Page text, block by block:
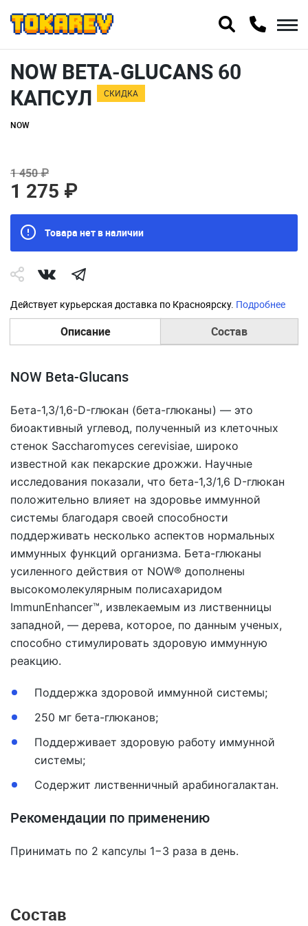
NOW BETA-GLUCANS 60
КАПСУЛ
СКИДКА
NOW
1 450 ₽
1 275 ₽
Товара нет в наличии
Действует курьерская доставка по Красноярску. Подробнее
Описание Состав
NOW Beta-Glucans
Бета-1,3/1,6-D-глюкан (бета-глюканы) — это
биоактивный углевод, полученный из клеточных
стенок Saccharomyces cerevisiae, широко
известной как пекарские дрожжи. Научные
исследования показали, что бета-1,3/1,6 D-глюкан
положительно влияет на здоровье иммунной
системы благодаря своей способности
поддерживать несколько аспектов нормальных
иммунных функций организма. Бета-глюканы
усиленного действия от NOW® дополнены
высокомолекулярным полисахаридом
ImmunEnhancer™, извлекаемым из лиственницы
западной, — дерева, которое, по данным ученых,
способно стимулировать здоровую иммунную
реакцию.
Поддержка здоровой иммунной системы;
250 мг бета-глюканов;
Поддерживает здоровую работу иммунной
системы;
Содержит лиственничный арабиногалактан.
Рекомендации по применению
Принимать по 2 капсулы 1−3 раза в день.
Состав